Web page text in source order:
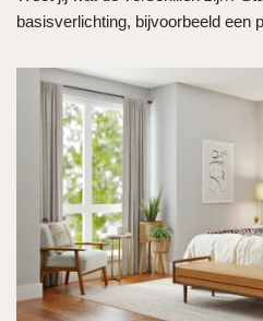
basisverlichting, bijvoorbeeld een